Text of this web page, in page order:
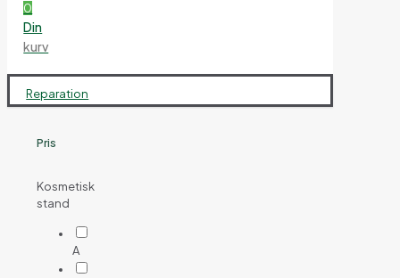
0
Din
kurv
Reparation
Pris
Kosmetisk
stand
A